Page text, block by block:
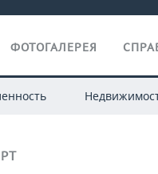
ФОТОГАЛЕРЕЯ